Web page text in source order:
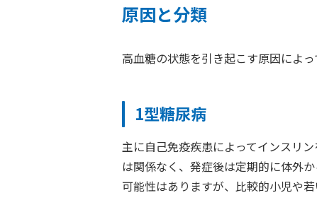
原因と分類
高血糖の状態を引き起こす原因によ
1型糖尿病
主に自己免疫疾患によってインスリ
は関係なく、発症後は定期的に体外
可能性はありますが、比較的小児や